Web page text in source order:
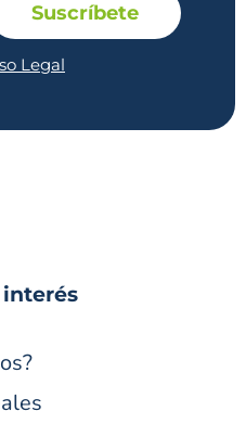
Legal
Suscríbete
interés